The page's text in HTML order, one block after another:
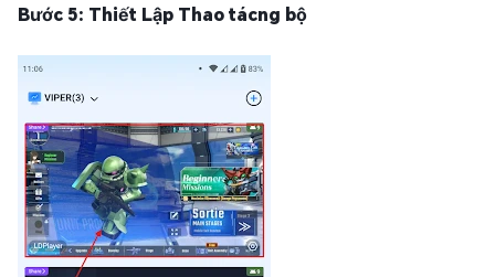
Bước 5: Thiết Lập Thao tácng bộ